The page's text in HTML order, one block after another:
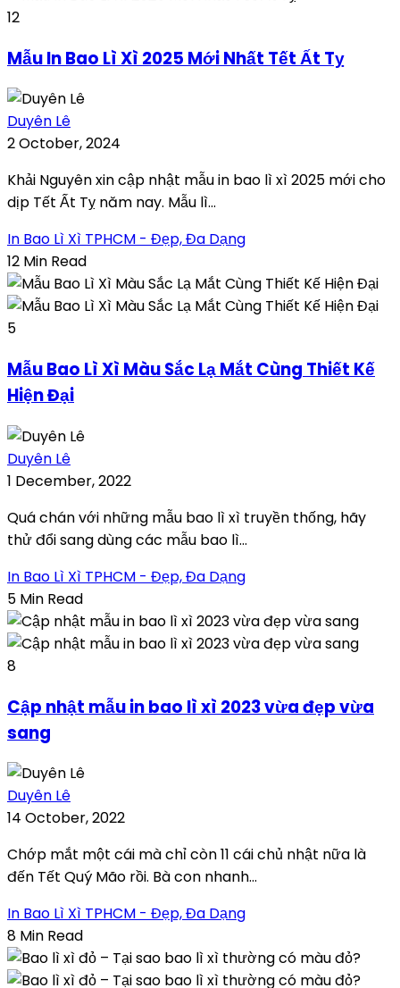
12
Mẫu In Bao Lì Xì 2025 Mới Nhất Tết Ất Tỵ
Duyên Lê
2 October, 2024
Khải Nguyên xin cập nhật mẫu in bao lì xì 2025 mới cho
dịp Tết Ất Tỵ năm nay. Mẫu lì...
In Bao Lì Xì TPHCM - Đẹp, Đa Dạng
12 Min Read
5
Mẫu Bao Lì Xì Màu Sắc Lạ Mắt Cùng Thiết Kế
Hiện Đại
Duyên Lê
1 December, 2022
Quá chán với những mẫu bao lì xì truyền thống, hãy
thử đổi sang dùng các mẫu bao lì...
In Bao Lì Xì TPHCM - Đẹp, Đa Dạng
5 Min Read
8
Cập nhật mẫu in bao lì xì 2023 vừa đẹp vừa
sang
Duyên Lê
14 October, 2022
Chớp mắt một cái mà chỉ còn 11 cái chủ nhật nữa là
đến Tết Quý Mão rồi. Bà con nhanh...
In Bao Lì Xì TPHCM - Đẹp, Đa Dạng
8 Min Read